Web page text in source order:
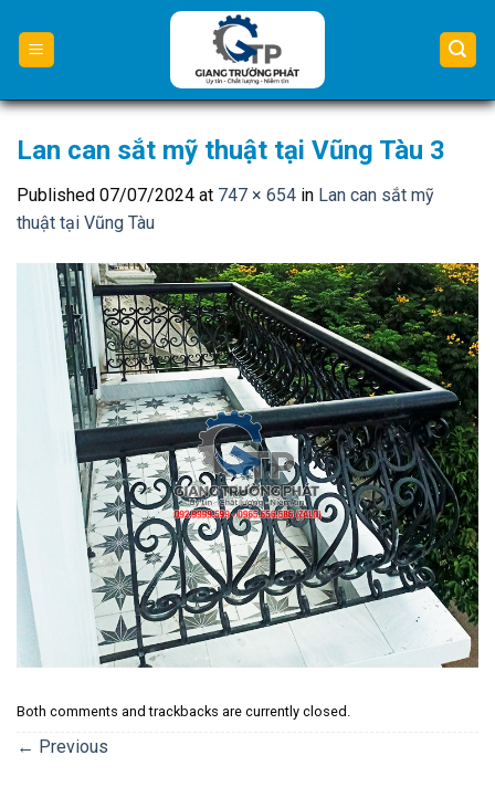
content
Lan can sắt mỹ thuật tại Vũng Tàu 3
Published 07/07/2024 at 747 × 654 in Lan can sắt mỹ
thuật tại Vũng Tàu
Both comments and trackbacks are currently closed.
← Previous